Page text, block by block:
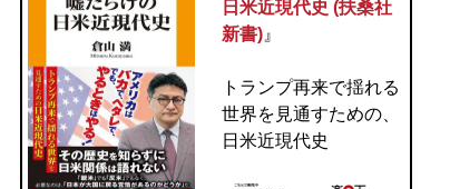
日米近現代史 (扶桑社
新書)』
トランプ再来で揺れる
世界を見通すための、
日米近現代史